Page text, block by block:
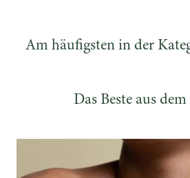
Am häufigsten in der
Das Beste aus